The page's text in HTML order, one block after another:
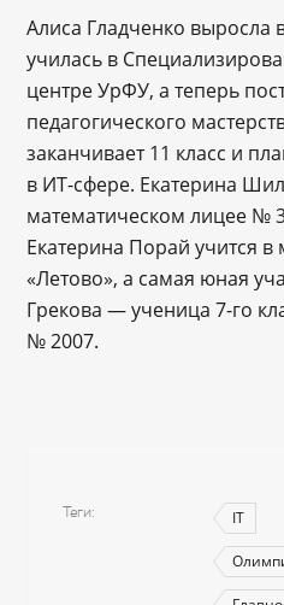
Алиса Гладченко выросла
училась в
центре УрФУ, а теперь
педагогического
заканчивает 11 класс и
в ИТ-сфере. Екатерина
математическом лицее №
Екатерина Порай учится
«Летово», а самая юная
Грекова — ученица 7-го
№ 2007.
Теги IT